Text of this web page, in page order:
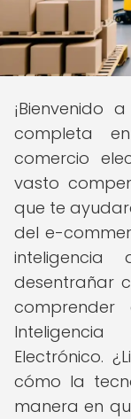
¡Bienvenido a
completa
comercio
vasto
que te
del e-
inteligencia
desentrañar
Electrónico.
cómo la
manera en